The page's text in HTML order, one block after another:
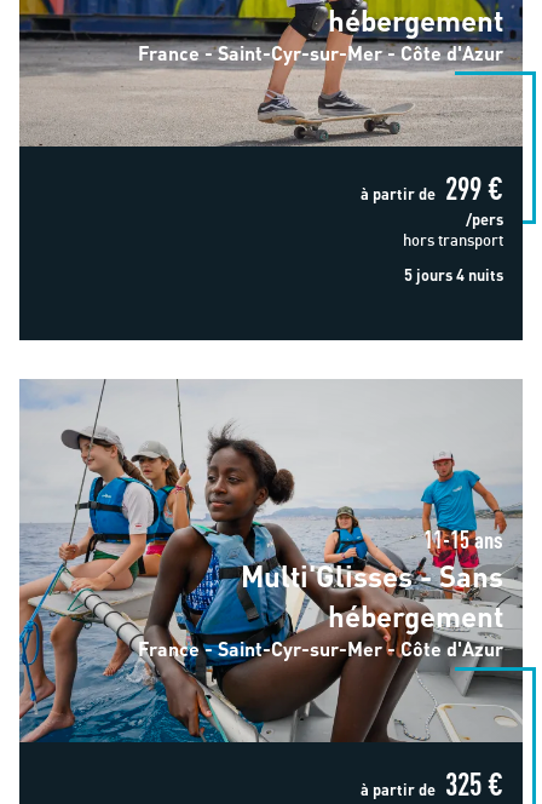
hébergement
France - Saint-Cyr-sur-Mer - Côte d'Azur
à partir de 299 €
/pers
hors transport
5 jours 4 nuits
Multi'Glisses - Sans hébergement
11-15 ans
Multi'Glisses - Sans
hébergement
France - Saint-Cyr-sur-Mer - Côte d'Azur
à partir de 325 €